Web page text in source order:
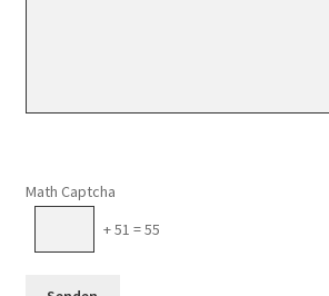
Math Captcha
+ 51 = 55